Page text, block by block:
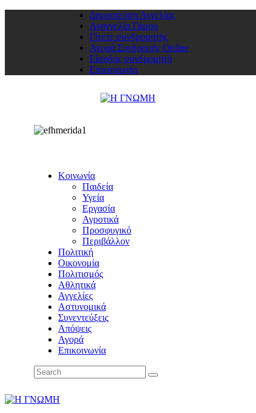
Δημοσιεύση Αγγελίας
Αναγγελία Γάμου
Γίνετε συνδρομητής
Αγορά Συνδρομής Online
Είσοδος συνδρομητή
Επικοινωνία
Κοινωνία
Παιδεία
Υγεία
Εργασία
Αγροτικά
Προσφυγικό
Περιβάλλον
Πολιτική
Οικονομία
Πολιτισμός
Αθλητικά
Αγγελίες
Αστυνομικά
Συνεντεύξεις
Απόψεις
Αγορά
Επικοινωνία